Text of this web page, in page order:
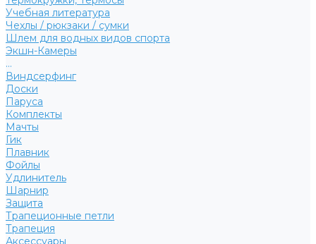
Учебная литература
Чехлы / рюкзаки / сумки
Шлем для водных видов спорта
Экшн-Камеры
...
Виндсерфинг
Доски
Паруса
Комплекты
Мачты
Гик
Плавник
Фойлы
Удлинитель
Шарнир
Защита
Трапеционные петли
Трапеция
Аксессуары